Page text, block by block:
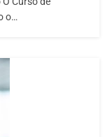
o
e
sociais de